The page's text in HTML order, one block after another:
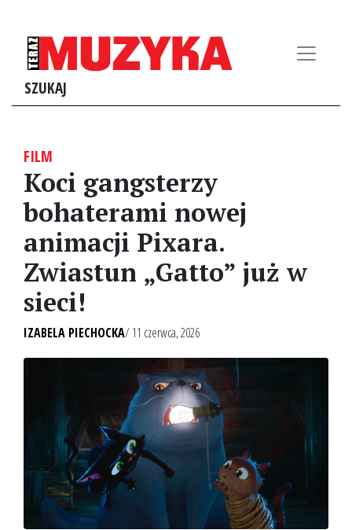
SZUKAJ
FILM
Koci gangsterzy
bohaterami nowej
animacji Pixara.
Zwiastun „Gatto” już w
sieci!
IZABELA PIECHOCKA/ 11 czerwca, 2026